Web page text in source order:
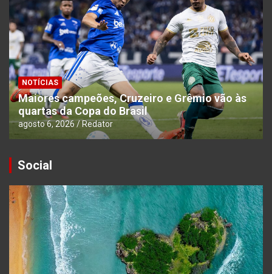
NOTÍCIAS
Maiores campeões, Cruzeiro e Grêmio vão às
quartas da Copa do Brasil
agosto 6, 2026 Redator
Social